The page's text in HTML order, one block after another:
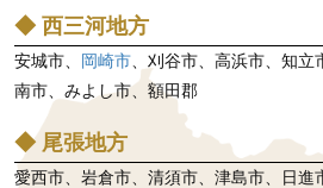
◆ 西三河地方
安城市、 岡崎市 、刈谷市、高浜市、知立
南市、みよし市、額田郡
◆ 尾張地方
愛西市、岩倉市、清須市、津島市、日進